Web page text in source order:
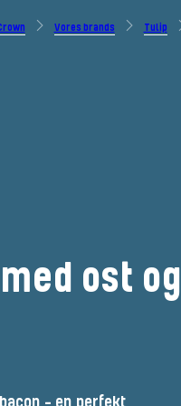
Vores brands Tulip
ost og